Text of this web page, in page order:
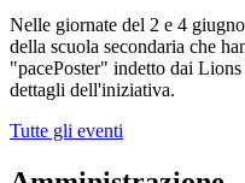
Nelle giornate del 2 e 4
della scuola secondaria che
"pacePoster" indetto dai
dettagli dell'iniziativa.
Tutte gli eventi